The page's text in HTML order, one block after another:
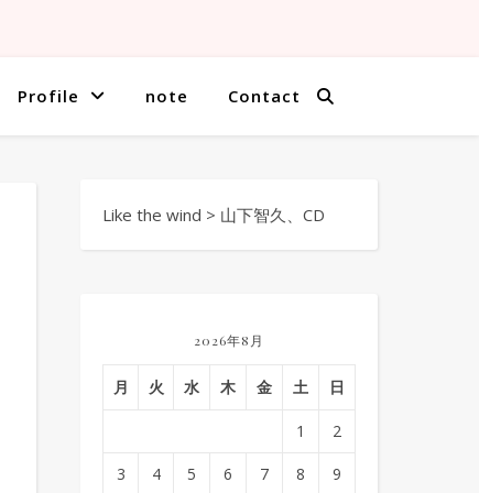
Profile note Contact
Like the wind > 山下智久、CD
2026年8月
月 火 水 木 金 土 日
1 2
3 4 5 6 7 8 9